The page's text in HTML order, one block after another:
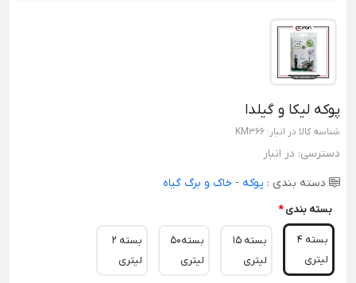
پوکه لیکا و گیلدا
شناسه کالا در انبار: KM366
دسترسی: در انبار
دسته بندی : پوکه - خاک و برگ گیاه
بسته بندی *
بسته 4
لیتری
بسته 15
لیتری
بسته50
لیتری
بسته 2
لیتری